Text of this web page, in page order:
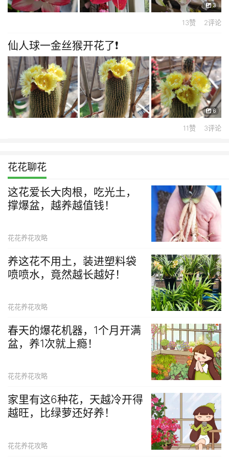
3
13赞 2评论
仙人球一金丝猴开花了❗
6
11赞 3评论
花花聊花
这花爱长大肉根，吃光土，
撑爆盆，越养越值钱！
花花养花攻略
养这花不用土，装进塑料袋
喷喷水，竟然越长越好！
花花养花攻略
春天的爆花机器，1个月开满
盆，养1次就上瘾！
花花养花攻略
家里有这6种花，天越冷开得
越旺，比绿萝还好养！
花花养花攻略